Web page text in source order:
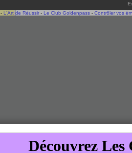
- L'Art de Réussir - Le Club Goldenpass - Contrôler vos